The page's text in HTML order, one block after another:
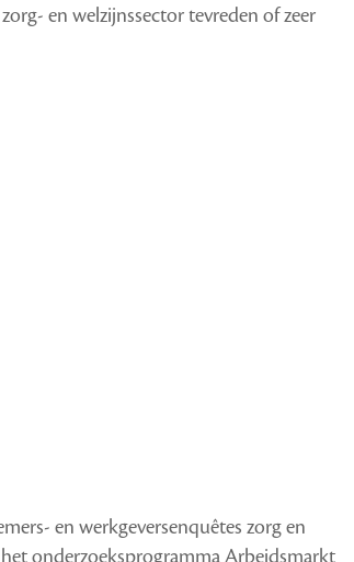
en welzijnssector tevreden of zeer
en werkgeversenquêtes zorg en